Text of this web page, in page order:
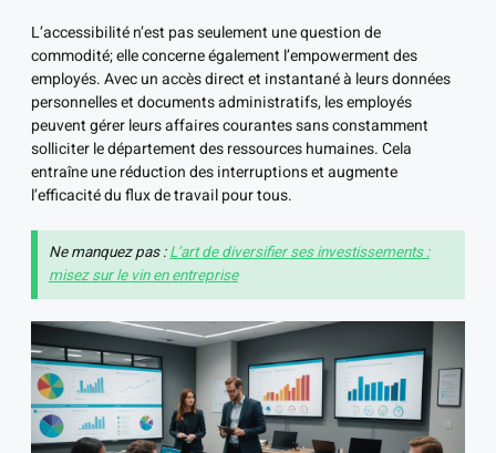
L’accessibilité n’est pas seulement une question de
commodité; elle concerne également l’empowerment des
employés. Avec un accès direct et instantané à leurs données
personnelles et documents administratifs, les employés
peuvent gérer leurs affaires courantes sans constamment
solliciter le département des ressources humaines. Cela
entraîne une réduction des interruptions et augmente
l’efficacité du flux de travail pour tous.
Ne manquez pas :L’art de diversifier ses investissements :
misez sur le vin en entreprise